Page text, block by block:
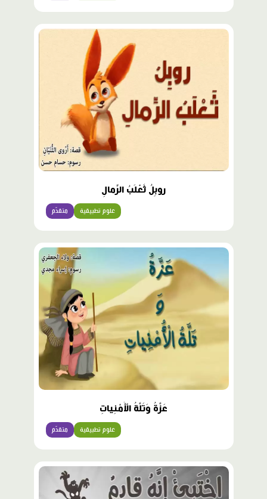
روبِلُ ثَعْلَبُ الرِّمالِ
متقدّم علوم تطبيقية
عَزَّةُ وَتَلَّةُ الْأُمْنِياتِ
متقدّم علوم تطبيقية
محتوى
مميّز